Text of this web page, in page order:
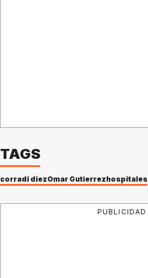
TAGS
corradi diezOmar Gutierrezhospitales
PUBLICIDAD